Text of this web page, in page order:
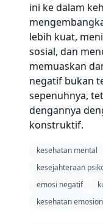
ini ke dalam
lebih kuat,
sosial, dan
memuaskan
negatif bukan
sepenuhnya,
dengannya
konstruktif.
kesehatan mental
kesejahteraan
emosi negatif
kesehatan